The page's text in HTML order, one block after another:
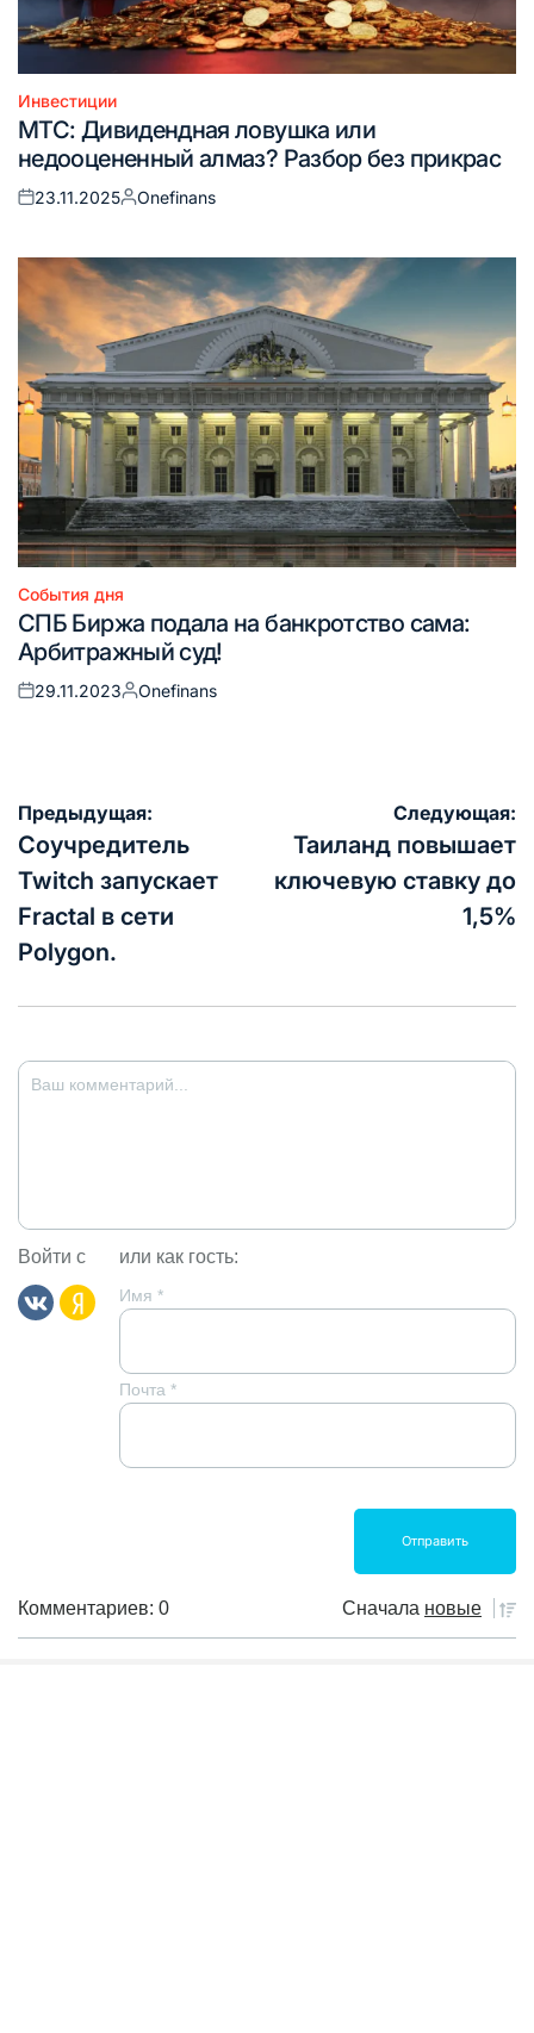
Опубликовано
в
Инвестиции
МТС: Дивидендная ловушка или
недооцененный алмаз? Разбор без прикрас
Опубликовано
23.11.2025
Запись
Onefinans
Опубликовано
в
События дня
СПБ Биржа подала на банкротство сама:
Арбитражный суд!
Опубликовано
29.11.2023
Запись
Onefinans
Навигация
по
записям
Предыдущая:
Соучредитель
Twitch запускает
Fractal в сети
Polygon.
Следующая:
Таиланд повышает
ключевую ставку до
1,5%
Войти с или как гость:
Имя *
Почта *
Комментариев: 0 Сначала новые